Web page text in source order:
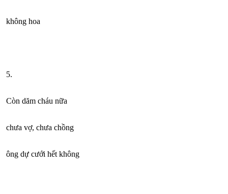
không hoa
5.
Còn dăm cháu nữa
chưa vợ, chưa chồng
ông dự cưới hết không